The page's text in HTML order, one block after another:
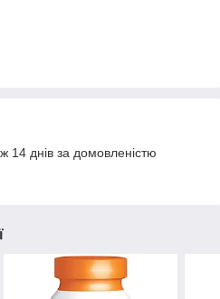
14 днів за домовленістю